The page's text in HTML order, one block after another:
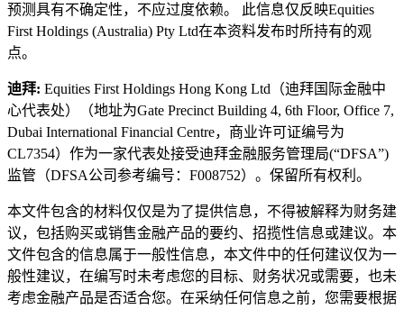
预测具有不确定性，不应过度依赖。 此信息仅反映Equities
First Holdings (Australia) Pty Ltd在本资料发布时所持有的观
点。
迪拜: Equities First Holdings Hong Kong Ltd（迪拜国际金融中
心代表处）（地址为Gate Precinct Building 4, 6th Floor, Office 7,
Dubai International Financial Centre，商业许可证编号为
CL7354）作为一家代表处接受迪拜金融服务管理局(“DFSA”)
监管（DFSA公司参考编号：F008752）。保留所有权利。
本文件包含的材料仅仅是为了提供信息，不得被解释为财务建
议，包括购买或销售金融产品的要约、招揽性信息或建议。本
文件包含的信息属于一般性信息，本文件中的任何建议仅为一
般性建议，在编写时未考虑您的目标、财务状况或需要，也未
考虑金融产品是否适合您。在采纳任何信息之前，您需要根据